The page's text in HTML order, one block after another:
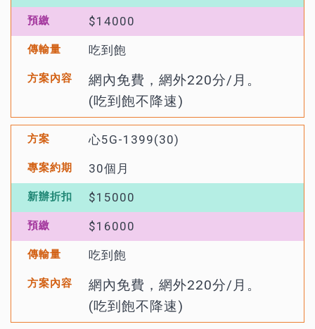
$14000
吃到飽
網內免費，網外220分/月。
(吃到飽不降速)
心5G-1399(30)
30個月
$15000
$16000
吃到飽
網內免費，網外220分/月。
(吃到飽不降速)